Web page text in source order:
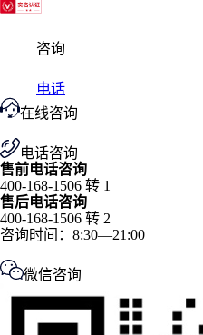
咨询
电话
在线咨询
电话咨询
售前电话咨询
400-168-1506 转 1
售后电话咨询
400-168-1506 转 2
咨询时间：8:30—21:00
微信咨询